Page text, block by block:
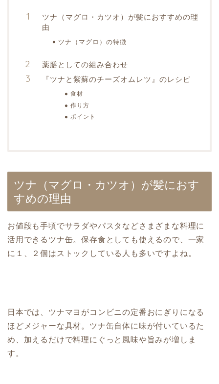
ツナ（マグロ・カツオ）が髪におすすめの理
由
ツナ（マグロ）の特徴
薬膳としての組み合わせ
『ツナと紫蘇のチーズオムレツ』のレシピ
食材
作り方
ポイント
ツナ（マグロ・カツオ）が髪におす
すめの理由
お値段も手頃でサラダやパスタなどさまざまな料理に
活用できるツナ缶。保存食としても使えるので、一家
に１、２個はストックしている人も多いですよね。
日本では、ツナマヨがコンビニの定番おにぎりになる
ほどメジャーな具材。ツナ缶自体に味が付いているた
め、加えるだけで料理にぐっと風味や旨みが増しま
す。